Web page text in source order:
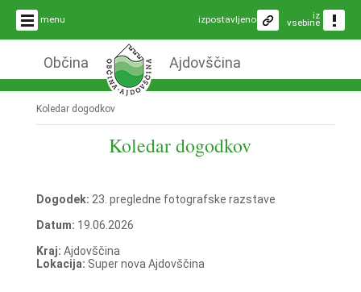
menu iz
vsebine
izpostavljeno
Občina Ajdovščina
Koledar dogodkov
Koledar dogodkov
Dogodek: 23. pregledne fotografske razstave
Datum: 19.06.2026
Kraj: Ajdovščina
Lokacija: Super nova Ajdovščina